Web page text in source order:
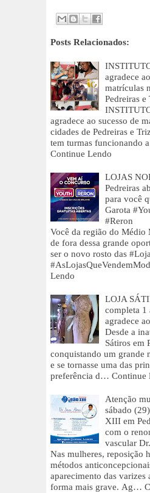
Posts Relacionados:
agradece
matrículas
Pedreiras
agradece ao sucesso de
cidades de Pedreiras e
tem turmas funcionando
Continue Lendo
LOJAS
Pedreiras
para você
Garota
#Reron
Você da região do Médio
de fora dessa grande
ser o novo rosto das
Lendo
LOJA
completa 1
agradece
Desde a
Sátiros em
conquistando um grande
e se tornasse uma das
preferência d… Continue
Atenção
sábado
XIII em
com o
vascular
Nas mulheres, reposição
métodos
aparecimento das varizes
forma mais grave. Ag…